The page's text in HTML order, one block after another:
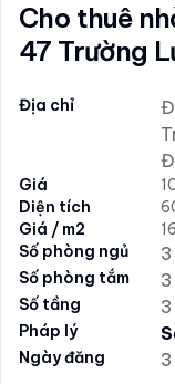
Cho thuê
47 Trường
Địa chỉ
Giá
Diện tích
Giá / m2
Số phòng ngủ
3
Số phòng tắm 3
Số tầng 3
Pháp lý
Ngày đăng